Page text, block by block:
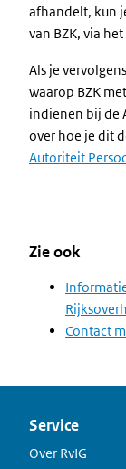
afhandelt, kun
van BZK, via
Als je
waarop BZK
indienen bij de
over hoe je dit
Autoriteit
Zie ook
Contact
Service
Over RvIG